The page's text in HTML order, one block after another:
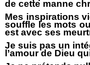
de cette manne
Mes inspirations
souffle les mots
est avec ses
Je suis pas un
l’amour de Dieu